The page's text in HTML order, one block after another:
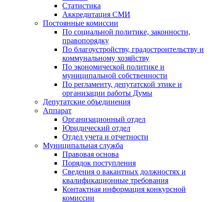
Статистика
Аккредитация СМИ
Постоянные комиссии
По социальной политике, законности,
правопорядку
По благоустройству, градостроительству и
коммунальному хозяйству
По экономической политике и
муниципальной собственности
По регламенту, депутатской этике и
организации работы Думы
Депутатские объединения
Аппарат
Организационный отдел
Юридический отдел
Отдел учета и отчетности
Муниципальная служба
Правовая основа
Порядок поступления
Сведения о вакантных должностях и
квалификационные требования
Контактная информация конкурсной
комиссии